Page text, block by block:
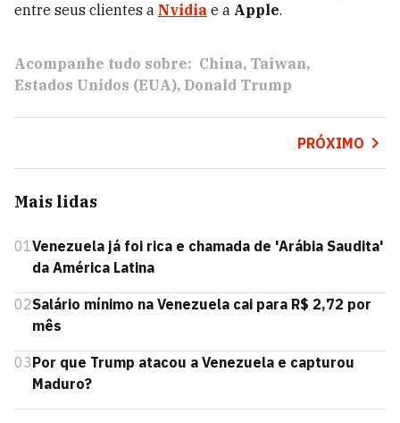
entre seus clientes a Nvidia e a Apple.
Acompanhe tudo sobre: China Taiwan
Estados Unidos (EUA) Donald Trump
PRÓXIMO
Mais lidas
01Venezuela já foi rica e chamada de 'Arábia Saudita'
da América Latina
02Salário mínimo na Venezuela cai para R$ 2,72 por
mês
03Por que Trump atacou a Venezuela e capturou
Maduro?